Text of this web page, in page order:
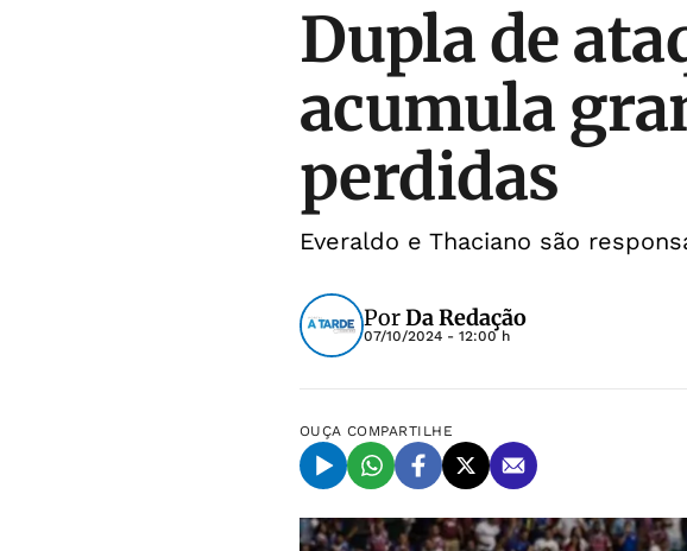
Dupla de
acumula
perdidas
Everaldo e Thaciano são
PorDa Redação
07/10/2024 - 12:00 h
OUÇA COMPARTILHE